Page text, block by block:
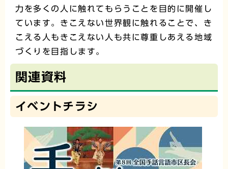
力を多くの人に触れてもらうことを目的に開催し
ています。きこえない世界観に触れることで、き
こえる人もきこえない人も共に尊重しあえる地域
づくりを目指します。
関連資料
イベントチラシ